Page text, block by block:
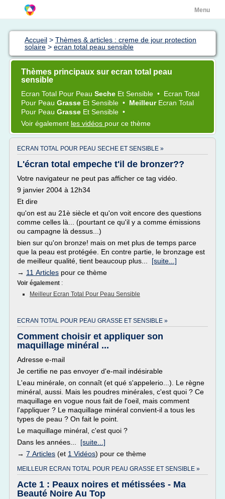
Menu
Accueil > Thèmes & articles : creme de jour protection
solaire > ecran total peau sensible
Thèmes principaux sur ecran total peau
sensible
Ecran Total Pour Peau Seche Et Sensible • Ecran Total
Pour Peau Grasse Et Sensible • Meilleur Ecran Total
Pour Peau Grasse Et Sensible •
Voir également les vidéos pour ce thème
ECRAN TOTAL POUR PEAU SECHE ET SENSIBLE »
L'écran total empeche t'il de bronzer??
Votre navigateur ne peut pas afficher ce tag vidéo.
9 janvier 2004 à 12h34
Et dire
qu'on est au 21è siècle et qu'on voit encore des questions
comme celles là... (pourtant ce qu'il y a comme émissions
ou campagne là dessus...)
bien sur qu'on bronze! mais on met plus de temps parce
que la peau est protégée. En contre partie, le bronzage est
de meilleur qualité, tient beaucoup plus... [suite...]
→ 11 Articles pour ce thème
Voir également :
Meilleur Ecran Total Pour Peau Sensible
ECRAN TOTAL POUR PEAU GRASSE ET SENSIBLE »
Comment choisir et appliquer son
maquillage minéral ...
Adresse e-mail
Je certifie ne pas envoyer d'e-mail indésirable
L'eau minérale, on connaît (et qué s'appelerio...). Le règne
minéral, aussi. Mais les poudres minérales, c'est quoi ? Ce
maquillage en vogue nous fait de l'oeil, mais comment
l'appliquer ? Le maquillage minéral convient-il a tous les
types de peau ? On fait le point.
Le maquillage minéral, c'est quoi ?
Dans les années... [suite...]
→ 7 Articles (et 1 Vidéos) pour ce thème
MEILLEUR ECRAN TOTAL POUR PEAU GRASSE ET SENSIBLE »
Acte 1 : Peaux noires et métissées - Ma
Beauté Noire Au Top